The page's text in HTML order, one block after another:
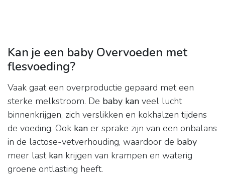
Kan je een baby Overvoeden met
flesvoeding?
Vaak gaat een overproductie gepaard met een
sterke melkstroom. De baby kan veel lucht
binnenkrijgen, zich verslikken en kokhalzen tijdens
de voeding. Ook kan er sprake zijn van een onbalans
in de lactose-vetverhouding, waardoor de baby
meer last kan krijgen van krampen en waterig
groene ontlasting heeft.